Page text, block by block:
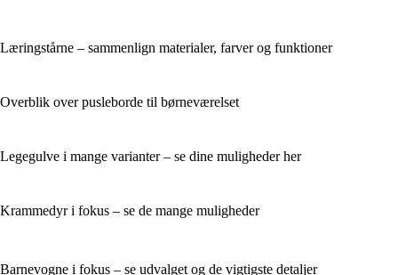
Læringstårne – sammenlign materialer, farver og funktioner
Overblik over pusleborde til børneværelset
Legegulve i mange varianter – se dine muligheder her
Krammedyr i fokus – se de mange muligheder
Barnevogne i fokus – se udvalget og de vigtigste detaljer